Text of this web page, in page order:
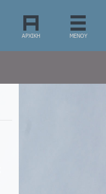
ΑΡΧΙΚΗ ΜΕΝΟΥ